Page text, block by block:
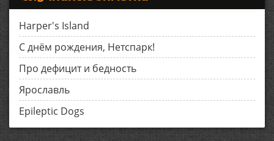
Harper's Island
С днём рождения, Нетспарк!
Про дефицит и бедность
Ярославль
Epileptic Dogs